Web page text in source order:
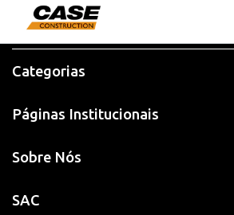
Categorias
Páginas Institucionais
Sobre Nós
SAC